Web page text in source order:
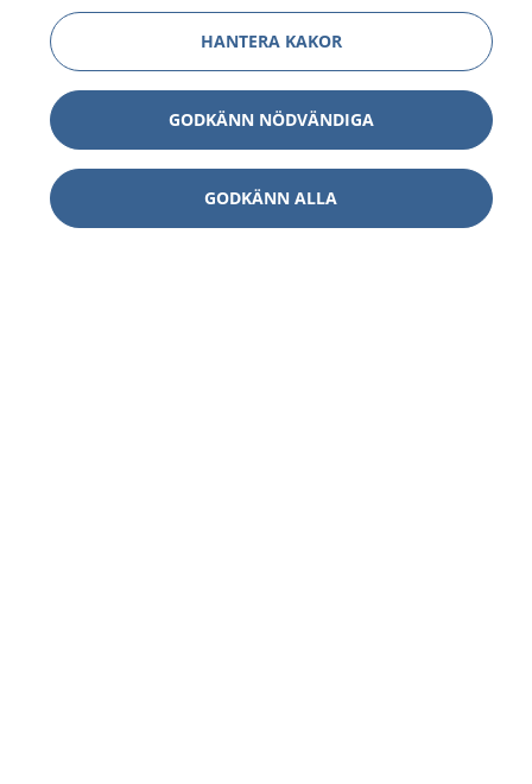
HANTERA KAKOR
GODKÄNN NÖDVÄNDIGA
GODKÄNN ALLA